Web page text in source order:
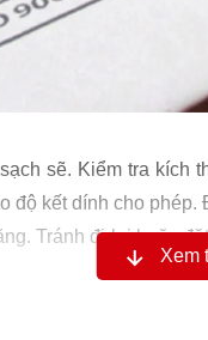
sẽ. Kiểm tra kích
độ kết dính cho
Tránh đi lại hoặc
Xem